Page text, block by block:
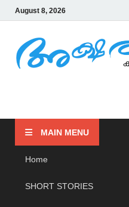
August 8, 2026
MAIN MENU
Home
SHORT STORIES